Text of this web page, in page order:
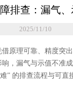
排查：漏气
2025/11/10
原理可靠、精度突
，漏气与示值不准
” 的排查流程与可